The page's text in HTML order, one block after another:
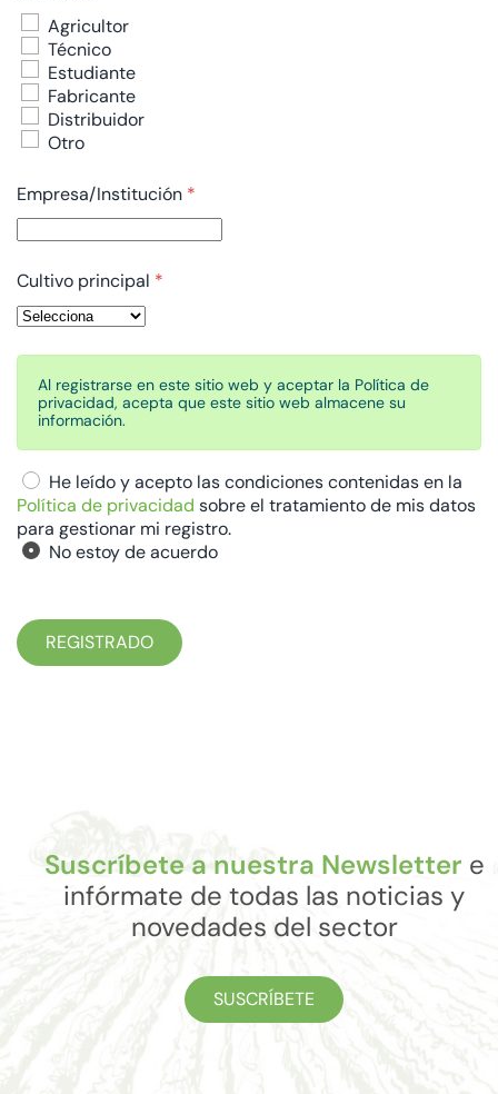
Actividad
Agricultor
Técnico
Estudiante
Fabricante
Distribuidor
Otro
Empresa/Institución *
Cultivo principal *
Al registrarse en este sitio web y aceptar la Política de
privacidad, acepta que este sitio web almacene su
información.
Políticas de privacidad
He leído y acepto las condiciones contenidas en la
Política de privacidad sobre el tratamiento de mis datos
para gestionar mi registro.
No estoy de acuerdo
REGISTRADO
Suscríbete a nuestra Newsletter e
infórmate de todas las noticias y
novedades del sector
SUSCRÍBETE